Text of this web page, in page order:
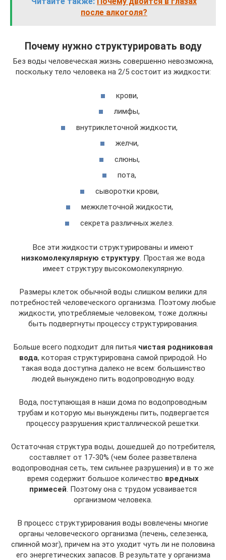
после алкоголя?
Почему нужно структурировать воду
Без воды человеческая жизнь совершенно невозможна,
поскольку тело человека на 2/5 состоит из жидкости:
крови,
лимфы,
внутриклеточной жидкости,
желчи,
слюны,
пота,
сыворотки крови,
межклеточной жидкости,
секрета различных желез.
Все эти жидкости структурированы и имеют
низкомолекулярную структуру. Простая же вода
имеет структуру высокомолекулярную.
Размеры клеток обычной воды слишком велики для
потребностей человеческого организма. Поэтому любые
жидкости, употребляемые человеком, тоже должны
быть подвергнуты процессу структурирования.
Больше всего подходит для питья чистая родниковая
вода, которая структурирована самой природой. Но
такая вода доступна далеко не всем: большинство
людей вынуждено пить водопроводную воду.
Вода, поступающая в наши дома по водопроводным
трубам и которую мы вынуждены пить, подвергается
процессу разрушения кристаллической решетки.
Остаточная структура воды, дошедшей до потребителя,
составляет от 17-30% (чем более разветвлена
водопроводная сеть, тем сильнее разрушения) и в то же
время содержит большое количество вредных
примесей. Поэтому она с трудом усваивается
организмом человека.
В процесс структурирования воды вовлечены многие
органы человеческого организма (печень, селезенка,
спинной мозг), причем на это уходит чуть ли не половина
его энергетических запасов. В результате у организма